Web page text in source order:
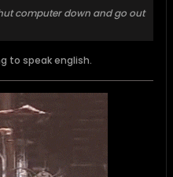
computer down and go out
to speak english.